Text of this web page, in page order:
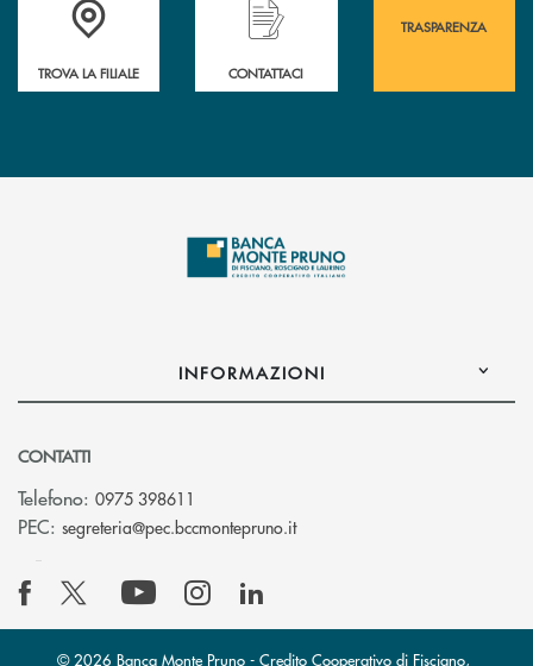
TROVA LA FILIALE CONTATTACI
TRASPARENZA
INFORMAZIONI
CONTATTI
Telefono: 0975 398611
PEC: segreteria@pec.bccmontepruno.it(si apre l’app di posta
© 2026 Banca Monte Pruno - Credito Cooperativo di Fisciano,